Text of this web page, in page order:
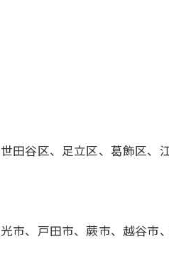
谷区、足立区、葛飾区、
市、戸田市、蕨市、越谷市